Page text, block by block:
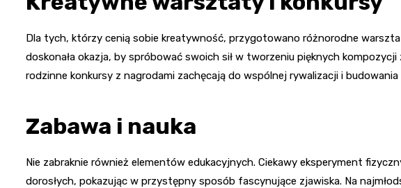
Dla tych, którzy cenią sobie kreatywność, przygotowano różnorodne
doskonała okazja, by spróbować swoich sił w tworzeniu pięknych
rodzinne konkursy z nagrodami zachęcają do wspólnej rywalizacji i budowania
Zabawa i nauka
Nie zabraknie również elementów edukacyjnych. Ciekawy eksperyment
dorosłych, pokazując w przystępny sposób fascynujące zjawiska. Na